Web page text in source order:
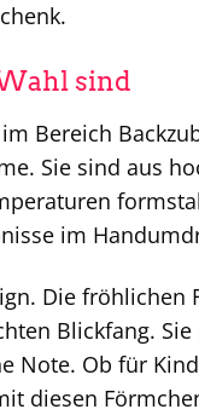
sind
im Bereich
Sie sind aus
im
Die fröhlichen
Blickfang.
Note. Ob für
diesen